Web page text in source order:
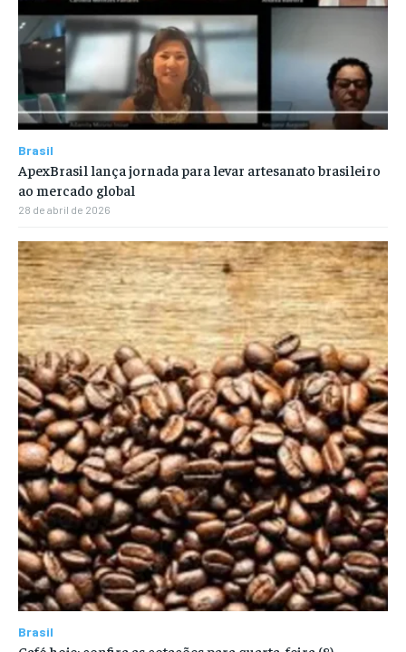
Brasil
ApexBrasil lança jornada para levar artesanato brasileiro
ao mercado global
28 de abril de 2026
Brasil